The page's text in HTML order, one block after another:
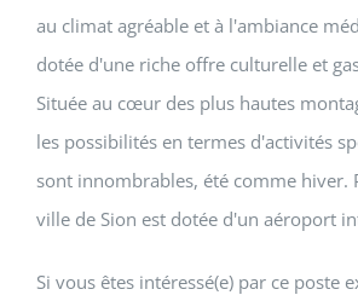
au climat agréable et à l'ambiance
dotée d'une riche offre culturelle et
Située au cœur des plus hautes
les possibilités en termes d'activités
sont innombrables, été comme hiver.
ville de Sion est dotée d'un aéroport
Si vous êtes intéressé(e) par ce poste